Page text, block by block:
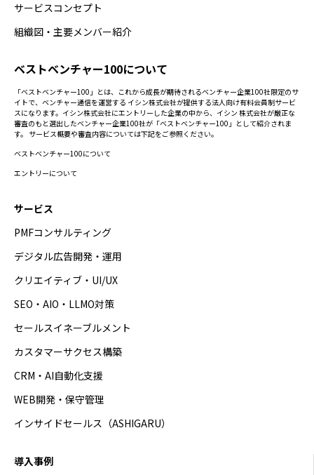
サービスコンセプト
組織図・主要メンバー紹介
ベストベンチャー100について
「ベストベンチャー100」とは、これから成長が期待されるベンチャー企業100社限定のサ
イトで、ベンチャー通信を運営する イシン株式会社が提供する法人向け有料会員制サービ
スになります。イシン株式会社にエントリーした企業の中から、イシン 株式会社が厳正な
審査のもと選出したベンチャー企業100社が「ベストベンチャー100」として紹介されま
す。 サービス概要や審査内容については下記をご参照ください。
ベストベンチャー100について
エントリーについて
サービス
PMFコンサルティング
デジタル広告開発・運用
クリエイティブ・UI/UX
SEO・AIO・LLMO対策
セールスイネーブルメント
カスタマーサクセス構築
CRM・AI自動化支援
WEB開発・保守管理
インサイドセールス（ASHIGARU）
導入事例